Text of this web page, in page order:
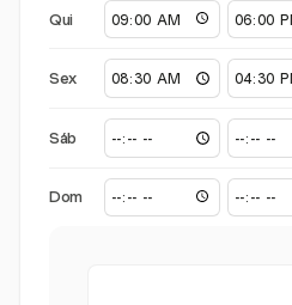
Qui
Sex
Sáb
Dom